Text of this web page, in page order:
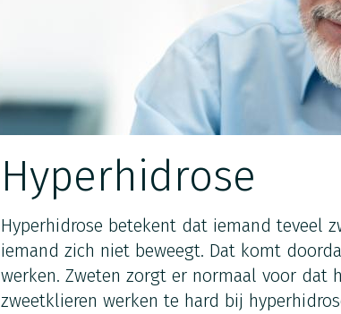
Hyperhidrose
Hyperhidrose betekent dat iemand teveel
iemand zich niet beweegt. Dat komt
werken. Zweten zorgt er normaal voor dat
zweetklieren werken te hard bij